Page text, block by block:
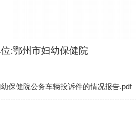
鄂州市妇幼保健院
保健院公务车辆投诉件的情况报告.pdf